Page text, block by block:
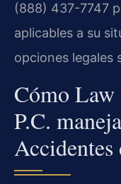
(888) 437-7747
aplicables a su
opciones legales
Cómo
P.C.